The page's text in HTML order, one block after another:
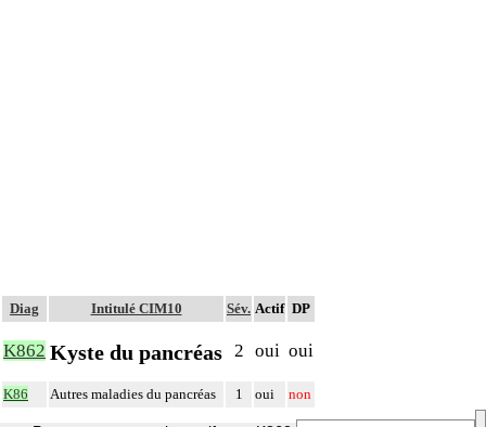
Diag Intitulé CIM10 Sév. Actif DP
K862 Kyste du pancréas 2 oui oui
K86 Autres maladies du pancréas 1 oui non